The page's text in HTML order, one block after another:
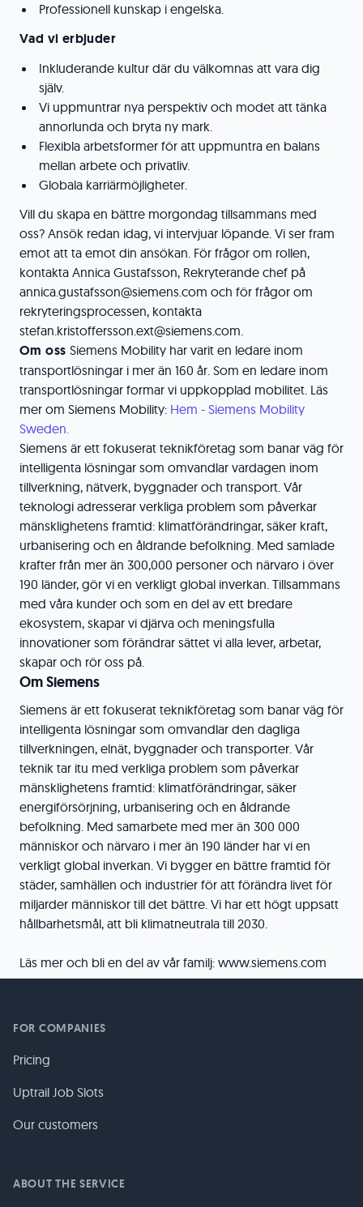
Professionell kunskap i engelska.
Vad vi erbjuder
Inkluderande kultur där du välkomnas att vara dig
själv.
Vi uppmuntrar nya perspektiv och modet att tänka
annorlunda och bryta ny mark.
Flexibla arbetsformer för att uppmuntra en balans
mellan arbete och privatliv.
Globala karriärmöjligheter.
Vill du skapa en bättre morgondag tillsammans med
oss? Ansök redan idag, vi intervjuar löpande. Vi ser fram
emot att ta emot din ansökan. För frågor om rollen,
kontakta Annica Gustafsson, Rekryterande chef på
annica.gustafsson@siemens.com och för frågor om
rekryteringsprocessen, kontakta
stefan.kristoffersson.ext@siemens.com.
Om oss Siemens Mobility har varit en ledare inom
transportlösningar i mer än 160 år. Som en ledare inom
transportlösningar formar vi uppkopplad mobilitet. Läs
mer om Siemens Mobility: Hem - Siemens Mobility
Sweden.
Siemens är ett fokuserat teknikföretag som banar väg för
intelligenta lösningar som omvandlar vardagen inom
tillverkning, nätverk, byggnader och transport. Vår
teknologi adresserar verkliga problem som påverkar
mänsklighetens framtid: klimatförändringar, säker kraft,
urbanisering och en åldrande befolkning. Med samlade
krafter från mer än 300,000 personer och närvaro i över
190 länder, gör vi en verkligt global inverkan. Tillsammans
med våra kunder och som en del av ett bredare
ekosystem, skapar vi djärva och meningsfulla
innovationer som förändrar sättet vi alla lever, arbetar,
skapar och rör oss på.
Om Siemens
Siemens är ett fokuserat teknikföretag som banar väg för
intelligenta lösningar som omvandlar den dagliga
tillverkningen, elnät, byggnader och transporter. Vår
teknik tar itu med verkliga problem som påverkar
mänsklighetens framtid: klimatförändringar, säker
energiförsörjning, urbanisering och en åldrande
befolkning. Med samarbete med mer än 300 000
människor och närvaro i mer än 190 länder har vi en
verkligt global inverkan. Vi bygger en bättre framtid för
städer, samhällen och industrier för att förändra livet för
miljarder människor till det bättre. Vi har ett högt uppsatt
hållbarhetsmål, att bli klimatneutrala till 2030.
Läs mer och bli en del av vår familj: www.siemens.com
FOR COMPANIES
Pricing
Uptrail Job Slots
Our customers
ABOUT THE SERVICE